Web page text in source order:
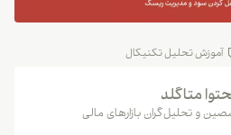
آموزش تحلیل تکنیکال
متاگلد
و تحلیل‌گران بازارهای مالی